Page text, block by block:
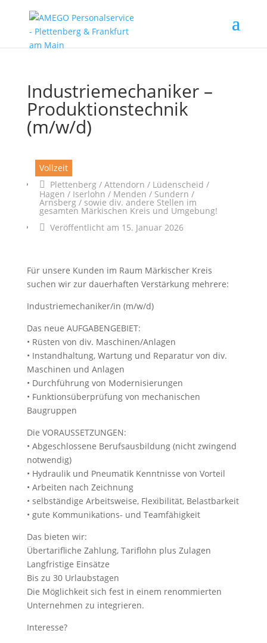
Industriemechaniker –
Produktionstechnik
(m/w/d)
Vollzeit
Plettenberg / Attendorn / Lüdenscheid /
Hagen / Iserlohn / Menden / Sundern /
Arnsberg / sowie div. andere Stellen im
gesamten Märkischen Kreis und Umgebung!
Veröffentlicht am 15. Januar 2026
Für unsere Kunden im Raum Märkischer Kreis
suchen wir zur dauerhaften Verstärkung mehrere:
Industriemechaniker/in (m/w/d)
Das neue AUFGABENGEBIET:
• Rüsten von div. Maschinen/Anlagen
• Instandhaltung, Wartung und Reparatur von div.
Maschinen und Anlagen
• Durchführung von Modernisierungen
• Funktionsüberprüfung von mechanischen
Baugruppen
Die VORAUSSETZUNGEN:
• Abgeschlossene Berufsausbildung (nicht zwingend
notwendig)
• Hydraulik und Pneumatik Kenntnisse von Vorteil
• Arbeiten nach Zeichnung
• selbständige Arbeitsweise, Flexibilität, Belastbarkeit
• gute Kommunikations- und Teamfähigkeit
Das bieten wir:
Übertarifliche Zahlung, Tariflohn plus Zulagen
Langfristige Einsätze
Bis zu 30 Urlaubstagen
Die Möglichkeit sich fest in einem renommierten
Unternehmen zu integrieren.
Interesse?